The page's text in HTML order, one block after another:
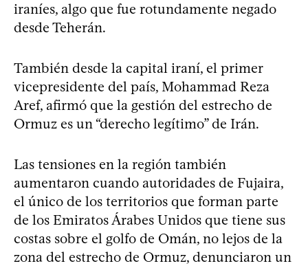
iraníes, algo que fue rotundamente negado
desde Teherán.
También desde la capital iraní, el primer
vicepresidente del país, Mohammad Reza
Aref, afirmó que la gestión del estrecho de
Ormuz es un “derecho legítimo” de Irán.
Las tensiones en la región también
aumentaron cuando autoridades de Fujaira,
el único de los territorios que forman parte
de los Emiratos Árabes Unidos que tiene sus
costas sobre el golfo de Omán, no lejos de la
zona del estrecho de Ormuz, denunciaron un